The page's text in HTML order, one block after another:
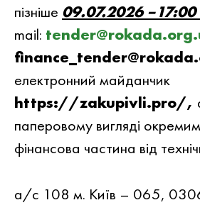
пiзнiше 09.07.2026 –17:00
mail:
електронний майданчик
https://zakupivli.pro/,
паперовому вигляді
фінансова частина від
а/с 108 м. Київ – 065,